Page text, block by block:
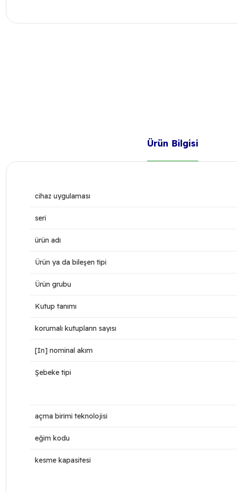
Ürün Bilgisi
cihaz uygulaması
seri
ürün adı
Ürün ya da bileşen tipi
Ürün grubu
Kutup tanımı
korumalı kutupların sayısı
[In] nominal akım
Şebeke tipi
açma birimi teknolojisi
eğim kodu
kesme kapasitesi